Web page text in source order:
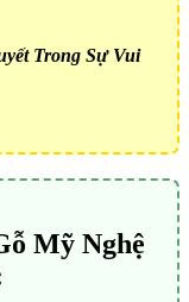
Trong Sự Vui
Mỹ Nghệ